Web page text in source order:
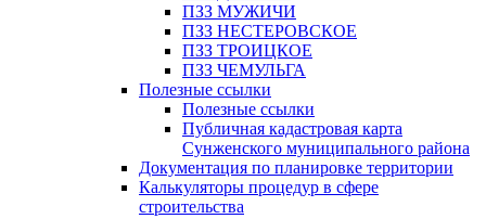
ПЗЗ МУЖИЧИ
ПЗЗ НЕСТЕРОВСКОЕ
ПЗЗ ТРОИЦКОЕ
ПЗЗ ЧЕМУЛЬГА
Полезные ссылки
Полезные ссылки
Публичная кадастровая карта
Сунженского муниципального района
Документация по планировке территории
Калькуляторы процедур в сфере
строительства